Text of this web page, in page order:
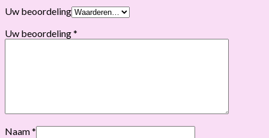
Uw beoordeling
Uw beoordeling*
Naam*